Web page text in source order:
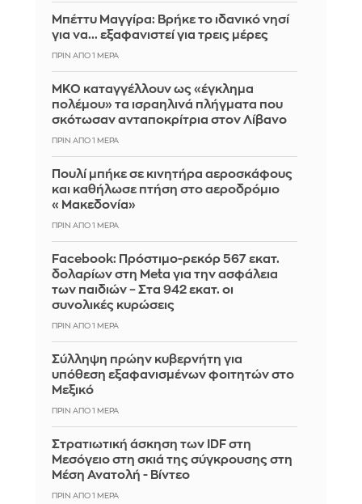
Μπέττυ Μαγγίρα: Βρήκε το ιδανικό νησί
για να... εξαφανιστεί για τρεις μέρες
ΠΡΙΝ ΑΠΌ 1 ΜΈΡΑ
ΜΚΟ καταγγέλλουν ως «έγκλημα
πολέμου» τα ισραηλινά πλήγματα που
σκότωσαν ανταποκρίτρια στον Λίβανο
ΠΡΙΝ ΑΠΌ 1 ΜΈΡΑ
Πουλί μπήκε σε κινητήρα αεροσκάφους
και καθήλωσε πτήση στο αεροδρόμιο
«Μακεδονία»
ΠΡΙΝ ΑΠΌ 1 ΜΈΡΑ
Facebook: Πρόστιμο-ρεκόρ 567 εκατ.
δολαρίων στη Meta για την ασφάλεια
των παιδιών – Στα 942 εκατ. οι
συνολικές κυρώσεις
ΠΡΙΝ ΑΠΌ 1 ΜΈΡΑ
Σύλληψη πρώην κυβερνήτη για
υπόθεση εξαφανισμένων φοιτητών στο
Μεξικό
ΠΡΙΝ ΑΠΌ 1 ΜΈΡΑ
Στρατιωτική άσκηση των IDF στη
Μεσόγειο στη σκιά της σύγκρουσης στη
Μέση Ανατολή - Βίντεο
ΠΡΙΝ ΑΠΌ 1 ΜΈΡΑ